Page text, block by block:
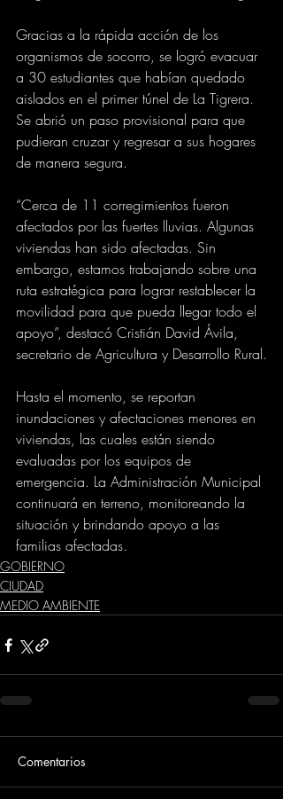
Gracias a la rápida acción de los
organismos de socorro, se logró evacuar
a 30 estudiantes que habían quedado
aislados en el primer túnel de La Tigrera.
Se abrió un paso provisional para que
pudieran cruzar y regresar a sus hogares
de manera segura.
“Cerca de 11 corregimientos fueron
afectados por las fuertes lluvias. Algunas
viviendas han sido afectadas. Sin
embargo, estamos trabajando sobre una
ruta estratégica para lograr restablecer la
movilidad para que pueda llegar todo el
apoyo”, destacó Cristián David Ávila,
secretario de Agricultura y Desarrollo Rural.
Hasta el momento, se reportan
inundaciones y afectaciones menores en
viviendas, las cuales están siendo
evaluadas por los equipos de
emergencia. La Administración Municipal
continuará en terreno, monitoreando la
situación y brindando apoyo a las
familias afectadas.
GOBIERNO
CIUDAD
MEDIO AMBIENTE
Comentarios